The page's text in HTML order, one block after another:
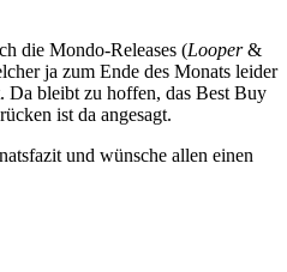
die Mondo-Releases (Looper&
ja zum Ende des Monats leider
Da bleibt zu hoffen, das Best Buy
ist da angesagt.
und wünsche allen einen